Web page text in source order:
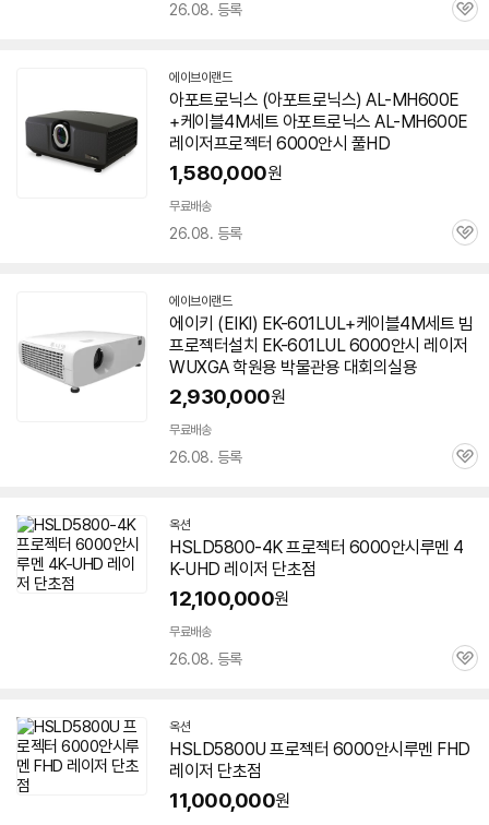
26.08. 등록
관
에이브이랜드네
이
버
페
아포트로닉스 (아포트로닉스) AL-MH600E
+케이블4M세트 아포트로닉스 AL-MH600E
레이저프로젝터 6000안시 풀HD
1,580,000원
무료배송
26.08. 등록
관
에이브이랜드네
이
버
페
에이키 (EIKI) EK-601LUL+케이블4M세트 빔
프로젝터설치 EK-601LUL6000안시 레이저
WUXGA 학원용 박물관용 대회의실용
2,930,000원
무료배송
26.08. 등록
관
옥션
HSLD5800-4K프로젝터 6000안시 루멘 4
K-UHD 레이저 단초점
12,100,000원
무료배송
26.08. 등록
관
옥션
HSLD5800U 프로젝터 6000안시 루멘 FHD
레이저 단초점
11,000,000원